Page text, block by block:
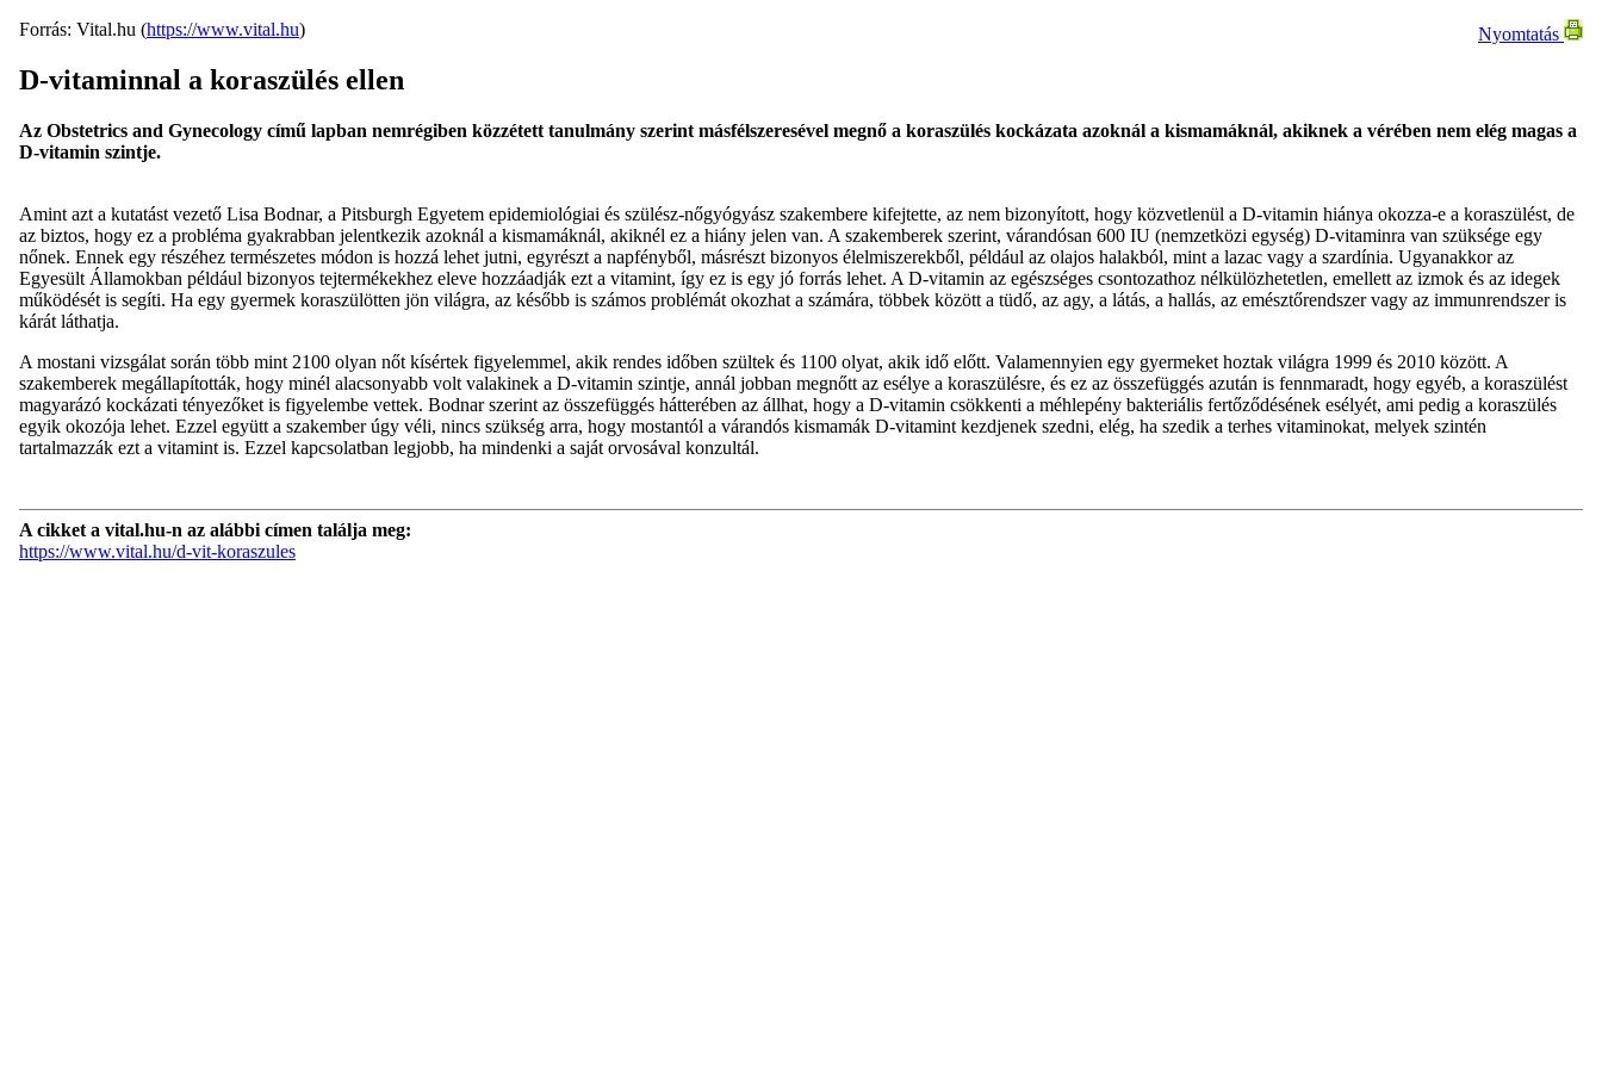
Nyomtatás
Forrás: Vital.hu (https://www.vital.hu)
D-vitaminnal a koraszülés ellen
Az Obstetrics and Gynecology című lapban nemrégiben közzétett tanulmány szerint másfélszeresével megnő a koraszülés kockázata azoknál a kismamáknál, akiknek a vérében nem elég magas a
D-vitamin szintje.
Amint azt a kutatást vezető Lisa Bodnar, a Pitsburgh Egyetem epidemiológiai és szülész-nőgyógyász szakembere kifejtette, az nem bizonyított, hogy közvetlenül a D-vitamin hiánya okozza-e a koraszülést, de
az biztos, hogy ez a probléma gyakrabban jelentkezik azoknál a kismamáknál, akiknél ez a hiány jelen van. A szakemberek szerint, várandósan 600 IU (nemzetközi egység) D-vitaminra van szüksége egy
nőnek. Ennek egy részéhez természetes módon is hozzá lehet jutni, egyrészt a napfényből, másrészt bizonyos élelmiszerekből, például az olajos halakból, mint a lazac vagy a szardínia. Ugyanakkor az
Egyesült Államokban például bizonyos tejtermékekhez eleve hozzáadják ezt a vitamint, így ez is egy jó forrás lehet. A D-vitamin az egészséges csontozathoz nélkülözhetetlen, emellett az izmok és az idegek
működését is segíti. Ha egy gyermek koraszülötten jön világra, az később is számos problémát okozhat a számára, többek között a tüdő, az agy, a látás, a hallás, az emésztőrendszer vagy az immunrendszer is
kárát láthatja.
A mostani vizsgálat során több mint 2100 olyan nőt kísértek figyelemmel, akik rendes időben szültek és 1100 olyat, akik idő előtt. Valamennyien egy gyermeket hoztak világra 1999 és 2010 között. A
szakemberek megállapították, hogy minél alacsonyabb volt valakinek a D-vitamin szintje, annál jobban megnőtt az esélye a koraszülésre, és ez az összefüggés azután is fennmaradt, hogy egyéb, a koraszülést
magyarázó kockázati tényezőket is figyelembe vettek. Bodnar szerint az összefüggés hátterében az állhat, hogy a D-vitamin csökkenti a méhlepény bakteriális fertőződésének esélyét, ami pedig a koraszülés
egyik okozója lehet. Ezzel együtt a szakember úgy véli, nincs szükség arra, hogy mostantól a várandós kismamák D-vitamint kezdjenek szedni, elég, ha szedik a terhes vitaminokat, melyek szintén
tartalmazzák ezt a vitamint is. Ezzel kapcsolatban legjobb, ha mindenki a saját orvosával konzultál.
A cikket a vital.hu-n az alábbi címen találja meg:
https://www.vital.hu/d-vit-koraszules